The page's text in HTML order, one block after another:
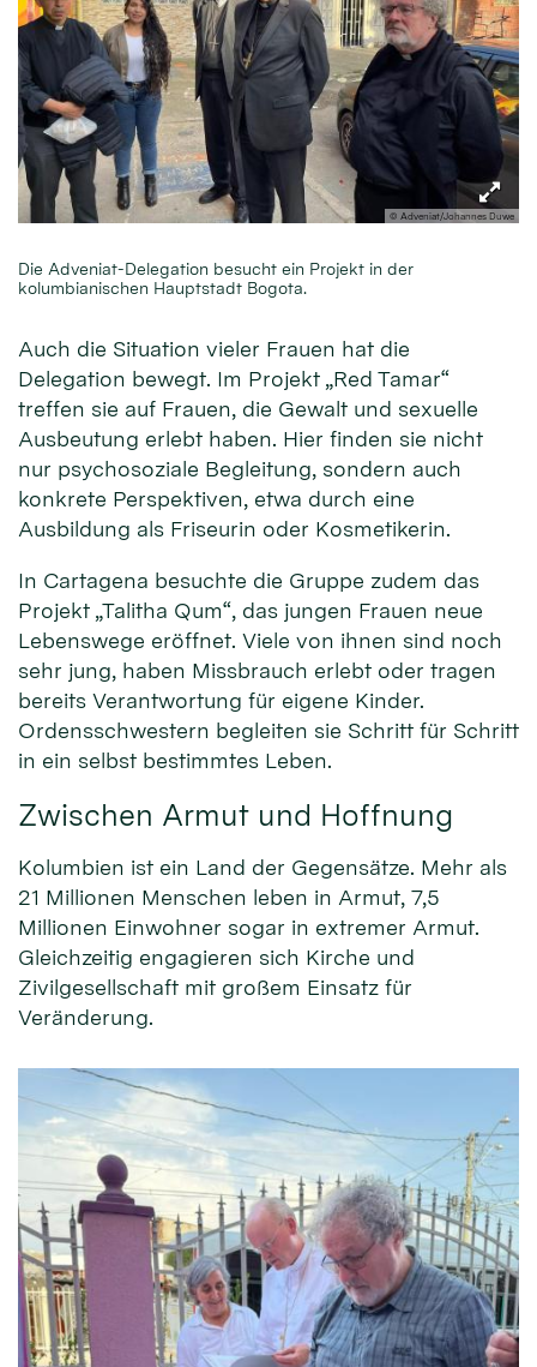
© Adveniat/Johannes Duwe
Die Adveniat-Delegation besucht ein Projekt in der
kolumbianischen Hauptstadt Bogota.
Auch die Situation vieler Frauen hat die
Delegation bewegt. Im Projekt „Red Tamar“
treffen sie auf Frauen, die Gewalt und sexuelle
Ausbeutung erlebt haben. Hier finden sie nicht
nur psychosoziale Begleitung, sondern auch
konkrete Perspektiven, etwa durch eine
Ausbildung als Friseurin oder Kosmetikerin.
In Cartagena besuchte die Gruppe zudem das
Projekt „Talitha Qum“, das jungen Frauen neue
Lebenswege eröffnet. Viele von ihnen sind noch
sehr jung, haben Missbrauch erlebt oder tragen
bereits Verantwortung für eigene Kinder.
Ordensschwestern begleiten sie Schritt für Schritt
in ein selbst bestimmtes Leben.
Zwischen Armut und Hoffnung
Kolumbien ist ein Land der Gegensätze. Mehr als
21 Millionen Menschen leben in Armut, 7,5
Millionen Einwohner sogar in extremer Armut.
Gleichzeitig engagieren sich Kirche und
Zivilgesellschaft mit großem Einsatz für
Veränderung.